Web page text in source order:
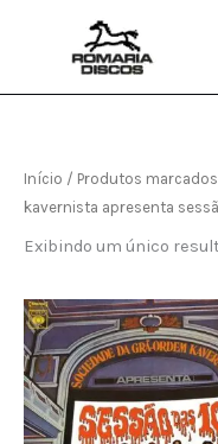
conteúdo
Início / Produtos
kavernista apresenta
Exibindo um único